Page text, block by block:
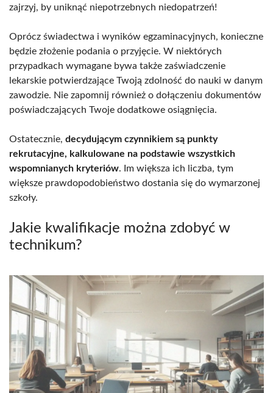
zajrzyj, by uniknąć niepotrzebnych niedopatrzeń!
Oprócz świadectwa i wyników egzaminacyjnych, konieczne
będzie złożenie podania o przyjęcie. W niektórych
przypadkach wymagane bywa także zaświadczenie
lekarskie potwierdzające Twoją zdolność do nauki w danym
zawodzie. Nie zapomnij również o dołączeniu dokumentów
poświadczających Twoje dodatkowe osiągnięcia.
Ostatecznie, decydującym czynnikiem są punkty
rekrutacyjne, kalkulowane na podstawie wszystkich
wspomnianych kryteriów. Im większa ich liczba, tym
większe prawdopodobieństwo dostania się do wymarzonej
szkoły.
Jakie kwalifikacje można zdobyć w
technikum?